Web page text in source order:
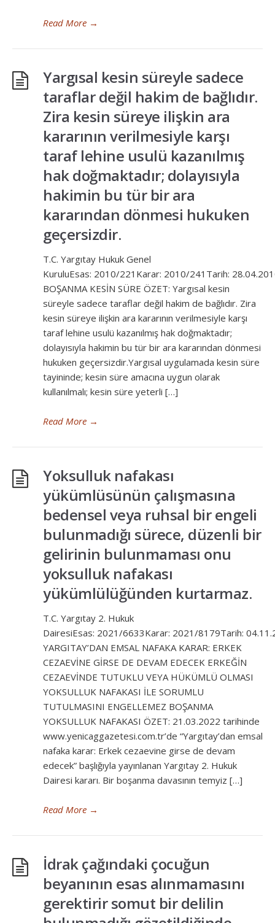
Read More →
Yargısal kesin süreyle sadece
taraflar değil hakim de bağlıdır.
Zira kesin süreye ilişkin ara
kararının verilmesiyle karşı
taraf lehine usulü kazanılmış
hak doğmaktadır; dolayısıyla
hakimin bu tür bir ara
kararından dönmesi hukuken
geçersizdir.
T.C. Yargıtay Hukuk Genel
KuruluEsas: 2010/221Karar: 2010/241Tarih:
BOŞANMA KESİN SÜRE ÖZET: Yargısal kesin
süreyle sadece taraflar değil hakim de bağlıdır. Zira
kesin süreye ilişkin ara kararının verilmesiyle karşı
taraf lehine usulü kazanılmış hak doğmaktadır;
dolayısıyla hakimin bu tür bir ara kararından dönmesi
hukuken geçersizdir.Yargısal uygulamada kesin süre
tayininde; kesin süre amacına uygun olarak
kullanılmalı; kesin süre yeterli […]
Read More →
Yoksulluk nafakası
yükümlüsünün çalışmasına
bedensel veya ruhsal bir engeli
bulunmadığı sürece, düzenli bir
gelirinin bulunmaması onu
yoksulluk nafakası
yükümlülüğünden kurtarmaz.
T.C. Yargıtay 2. Hukuk
DairesiEsas: 2021/6633Karar: 2021/8179Tarih:
YARGITAY’DAN EMSAL NAFAKA KARAR: ERKEK
CEZAEVİNE GİRSE DE DEVAM EDECEK ERKEĞİN
CEZAEVİNDE TUTUKLU VEYA HÜKÜMLÜ OLMASI
YOKSULLUK NAFAKASI İLE SORUMLU
TUTULMASINI ENGELLEMEZ BOŞANMA
YOKSULLUK NAFAKASI ÖZET: 21.03.2022 tarihinde
www.yenicaggazetesi.com.tr’de “Yargıtay’dan emsal
nafaka karar: Erkek cezaevine girse de devam
edecek” başlığıyla yayınlanan Yargıtay 2. Hukuk
Dairesi kararı. Bir boşanma davasının temyiz […]
Read More →
İdrak çağındaki çocuğun
beyanının esas alınmamasını
gerektirir somut bir delilin